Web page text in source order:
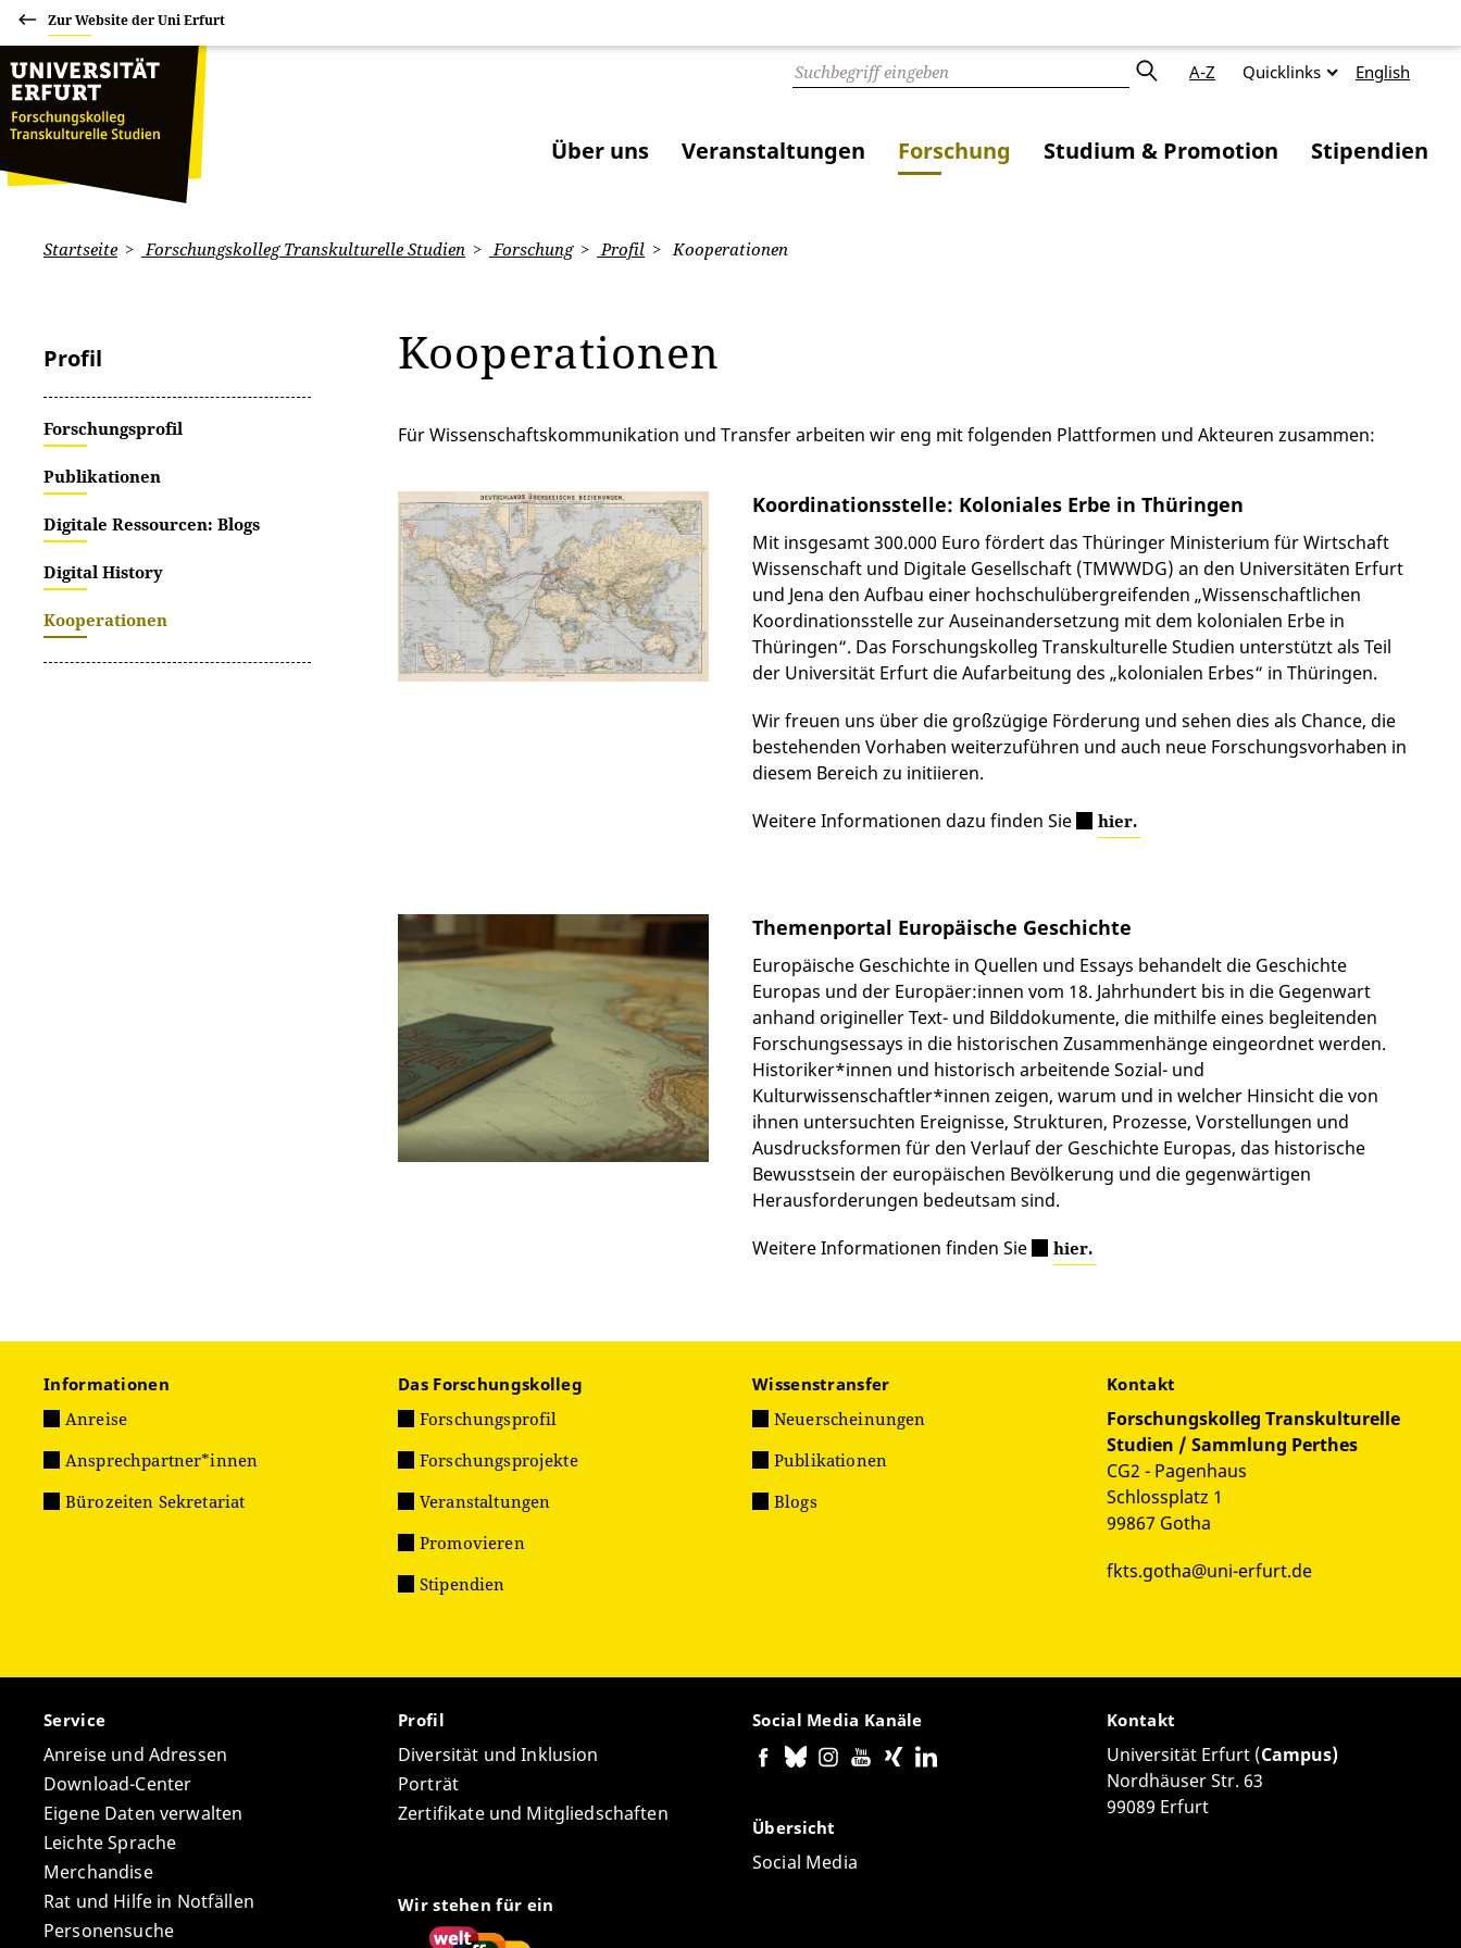
Zur Website der Uni Erfurt
A-Z Quicklinks English
Über uns Veranstaltungen Forschung Studium & Promotion Stipendien
Startseite Forschungskolleg Transkulturelle Studien Forschung Profil Kooperationen
Profil
Forschungsprofil
Publikationen
Digitale Ressourcen: Blogs
Digital History
Kooperationen
Kooperationen
Für Wissenschaftskommunikation und Transfer arbeiten wir eng mit folgenden Plattformen und Akteuren zusammen:
Koordinationsstelle: Koloniales Erbe in Thüringen
Mit insgesamt 300.000 Euro fördert das Thüringer Ministerium für Wirtschaft
Wissenschaft und Digitale Gesellschaft (TMWWDG) an den Universitäten Erfurt
und Jena den Aufbau einer hochschulübergreifenden „Wissenschaftlichen
Koordinationsstelle zur Auseinandersetzung mit dem kolonialen Erbe in
Thüringen“. Das Forschungskolleg Transkulturelle Studien unterstützt als Teil
der Universität Erfurt die Aufarbeitung des „kolonialen Erbes“ in Thüringen.
Wir freuen uns über die großzügige Förderung und sehen dies als Chance, die
bestehenden Vorhaben weiterzuführen und auch neue Forschungsvorhaben in
diesem Bereich zu initiieren.
Weitere Informationen dazu finden Sie
hier.
Themenportal Europäische Geschichte
Europäische Geschichte in Quellen und Essays behandelt die Geschichte
Europas und der Europäer:innen vom 18. Jahrhundert bis in die Gegenwart
anhand origineller Text- und Bilddokumente, die mithilfe eines begleitenden
Forschungsessays in die historischen Zusammenhänge eingeordnet werden.
Historiker*innen und historisch arbeitende Sozial- und
Kulturwissenschaftler*innen zeigen, warum und in welcher Hinsicht die von
ihnen untersuchten Ereignisse, Strukturen, Prozesse, Vorstellungen und
Ausdrucksformen für den Verlauf der Geschichte Europas, das historische
Bewusstsein der europäischen Bevölkerung und die gegenwärtigen
Herausforderungen bedeutsam sind.
Weitere Informationen finden Sie
hier.
Informationen
Anreise
Ansprechpartner*innen
Bürozeiten Sekretariat
Das Forschungskolleg
Forschungsprofil
Forschungsprojekte
Veranstaltungen
Promovieren
Stipendien
Wissenstransfer
Neuerscheinungen
Publikationen
Blogs
Kontakt
Forschungskolleg Transkulturelle
Studien / Sammlung Perthes
CG2 - Pagenhaus
Schlossplatz 1
99867 Gotha
fkts.gotha@uni-erfurt.de
Service
Anreise und Adressen
Download-Center
Eigene Daten verwalten
Leichte Sprache
Merchandise
Rat und Hilfe in Notfällen
Personensuche
Profil
Diversität und Inklusion
Porträt
Zertifikate und Mitgliedschaften
Wir stehen für ein
Social Media Kanäle
Übersicht
Social Media
Kontakt
Universität Erfurt (Campus)
Nordhäuser Str. 63
99089 Erfurt